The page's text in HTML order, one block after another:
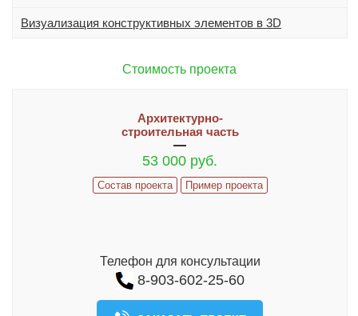
Как заказать проект
Часто задаваемые вопросы
Реализованные проекты
Визуализация конструктивных элементов в 3D
Стоимость проекта
Архитектурно-
строительная часть
53 000 руб.
Состав проекта Пример проекта
Телефон для консультации
8-903-602-25-60